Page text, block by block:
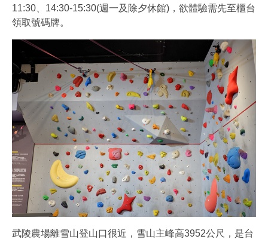
11:30、14:30-15:30(週一及除夕休館)，欲體驗需先至櫃台
領取號碼牌。
武陵農場離雪山登山口很近，雪山主峰高3952公尺，是台